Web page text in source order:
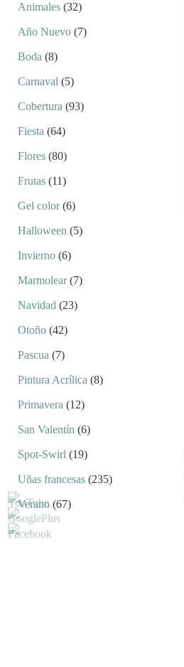
Animales (32)
Año Nuevo (7)
Boda (8)
Carnaval (5)
Cobertura (93)
Fiesta (64)
Flores (80)
Frutas (11)
Gel color(6)
Halloween (5)
Invierno (6)
Marmolear(7)
Navidad (23)
Otoño (42)
Pascua (7)
Pintura Acrílica (8)
Primavera (12)
San Valentín (6)
Spot-Swirl (19)
Uñas francesas (235)
Verano (67)